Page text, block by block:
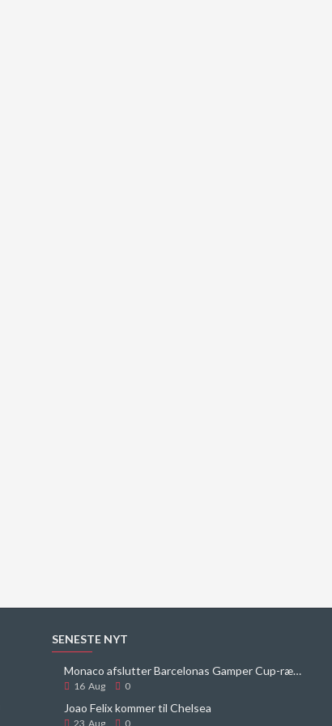
SENESTE NYT
Monaco afslutter Barcelonas Gamper Cup-række
16 Aug 0
Joao Felix kommer til Chelsea
23 Aug 0